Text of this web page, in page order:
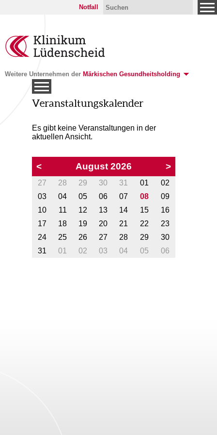
Notfall
Weitere Unternehmen der Märkischen Gesundheitsholding
Veranstaltungskalender
Es gibt keine Veranstaltungen in der
aktuellen Ansicht.
< August 2026 >
27 28 29 30 31 01
02
03
04 05 06 07 08
09
10
11 12 13 14 15
16
17
18 19 20 21 22
23
24
25 26 27 28 29
30
31
01 02 03 04 05 06